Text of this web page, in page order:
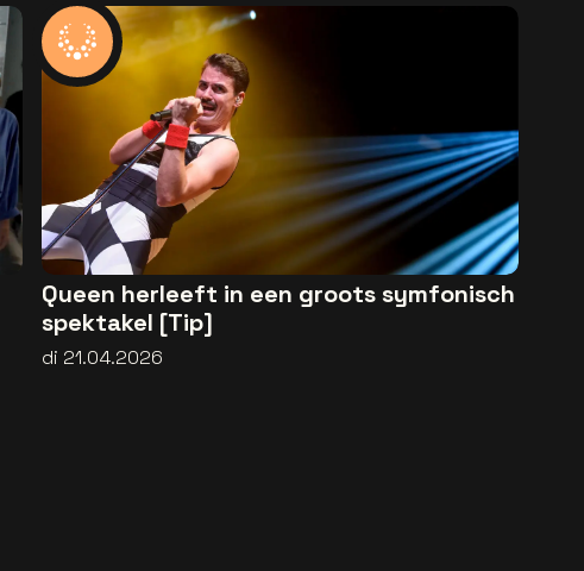
Queen herleeft in een groots symfonisch
spektakel [Tip]
di 21.04.2026